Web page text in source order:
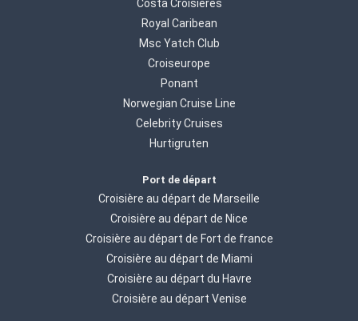
de conseils, n'hésitez pas à appeler l'un de nos
conseillers/ agents de voyage Webcroisieres.com,
disponibles sept jours/sept et aptes à résoudre le
moindre de vos soucis. Alors, ne vous souciez plus de
rien. Choisissez, réservez et embarquez ! Nous vous
Costa Croisières
Royal Caribean
Msc Yatch Club
Croiseurope
Ponant
Norwegian Cruise Line
Celebrity Cruises
Hurtigruten
Port de départ
Croisière au départ de Marseille
Croisière au départ de Nice
Croisière au départ de Fort de france
Croisière au départ de Miami
Croisière au départ du Havre
Croisière au départ Venise